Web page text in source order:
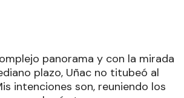
panorama y con la mirada
plazo, Uñac no titubeó al
intenciones son, reuniendo los